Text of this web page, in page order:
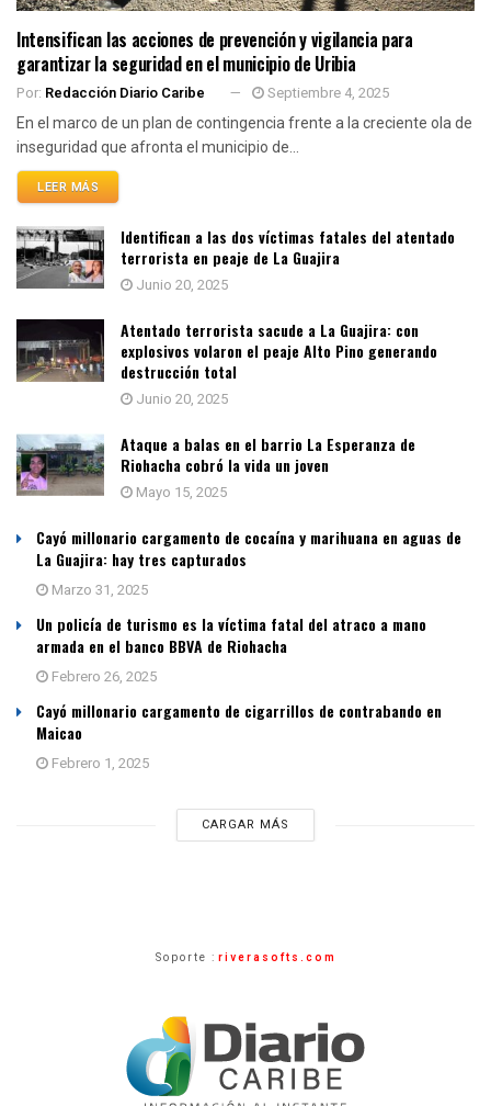
Intensifican las acciones de prevención y vigilancia para
garantizar la seguridad en el municipio de Uribia
Por: Redacción Diario Caribe Septiembre 4, 2025
En el marco de un plan de contingencia frente a la creciente ola de
inseguridad que afronta el municipio de...
LEER MÁS
Identifican a las dos víctimas fatales del atentado
terrorista en peaje de La Guajira
Junio 20, 2025
Atentado terrorista sacude a La Guajira: con
explosivos volaron el peaje Alto Pino generando
destrucción total
Junio 20, 2025
Ataque a balas en el barrio La Esperanza de
Riohacha cobró la vida un joven
Mayo 15, 2025
Cayó millonario cargamento de cocaína y marihuana en aguas de
La Guajira: hay tres capturados
Marzo 31, 2025
Un policía de turismo es la víctima fatal del atraco a mano
armada en el banco BBVA de Riohacha
Febrero 26, 2025
Cayó millonario cargamento de cigarrillos de contrabando en
Maicao
Febrero 1, 2025
CARGAR MÁS
Soporte : riverasofts.com